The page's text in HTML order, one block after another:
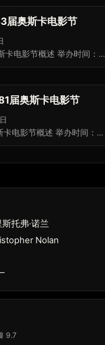
届奥斯卡电影节
卡电影节概述 举办时间：…
届奥斯卡电影节
卡电影节概述 举办时间：…
托弗·诺兰
Nolan
9.7